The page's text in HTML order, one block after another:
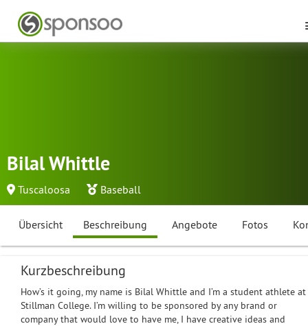
Bilal Whittle
Tuscaloosa Baseball
Übersicht Beschreibung Angebote Fotos
Kurzbeschreibung
How’s it going, my name is Bilal Whittle and I’m a student athlete at
Stillman College. I’m willing to be sponsored by any brand or
company that would love to have me, I have creative ideas and